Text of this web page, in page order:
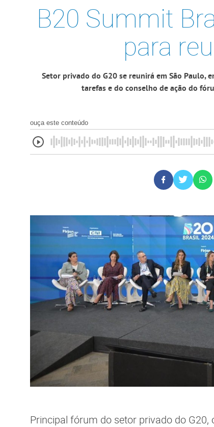
B20 Summit
para
Setor privado do G20 se reunirá em São Paulo,
tarefas e do conselho de ação do
ouça este conteúdo
Principal fórum do setor privado do